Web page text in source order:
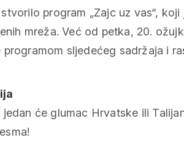
program „Zajc uz vas“, koji
mreža. Već od petka, 20.
programom sljedećeg sadržaja i
će glumac Hrvatske ili